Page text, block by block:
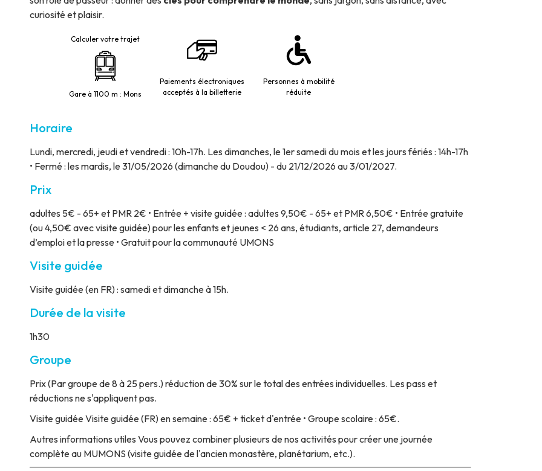
curiosité et plaisir.
Calculer votre trajet
Gare à 1100 m : Mons
Paiements électroniques
acceptés à la billetterie
Personnes à mobilité
réduite
Horaire
Lundi, mercredi, jeudi et vendredi : 10h-17h. Les dimanches, le 1er samedi du mois et les jours fériés : 14h-17h
• Fermé : les mardis, le 31/05/2026 (dimanche du Doudou) - du 21/12/2026 au 3/01/2027.
Prix
adultes 5€ - 65+ et PMR 2€ • Entrée + visite guidée : adultes 9,50€ - 65+ et PMR 6,50€ • Entrée gratuite
(ou 4,50€ avec visite guidée) pour les enfants et jeunes < 26 ans, étudiants, article 27, demandeurs
d’emploi et la presse • Gratuit pour la communauté UMONS
Visite guidée
Visite guidée (en FR) : samedi et dimanche à 15h.
Durée de la visite
1h30
Groupe
Prix(Par groupe de 8 à 25 pers.) réduction de 30% sur le total des entrées individuelles. Les pass et
réductions ne s'appliquent pas.
Visite guidéeVisite guidée (FR) en semaine : 65€ + ticket d'entrée • Groupe scolaire : 65€.
Autres informations utiles Vous pouvez combiner plusieurs de nos activités pour créer une journée
complète au MUMONS (visite guidée de l'ancien monastère, planétarium, etc.).